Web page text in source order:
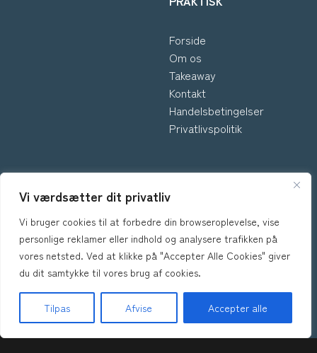
Vi værdsætter dit privatliv
Vi bruger cookies til at forbedre din browseroplevelse, vise
personlige reklamer eller indhold og analysere trafikken på
vores netsted. Ved at klikke på "Accepter Alle Cookies" giver
du dit samtykke til vores brug af cookies.
Tilpas Afvise Accepter alle
Forside
Om os
Takeaway
Kontakt
Handelsbetingelser
Privatlivspolitik
INFORMATION
*Kontakt os hvis du har
spørgsmål vedr. allergene
ingredienser i vores retter.